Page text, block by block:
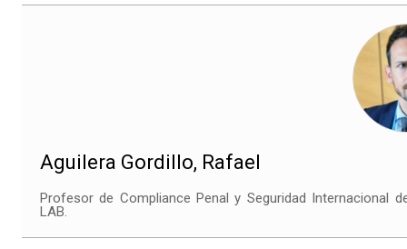
Aguilera Gordillo, Rafael
Profesor de Compliance Penal y Seguridad Internacional
LAB.